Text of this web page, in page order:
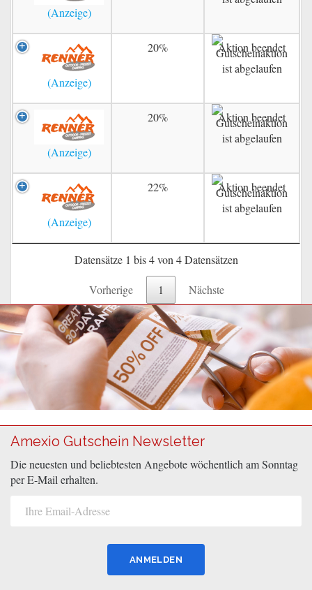
20% Aktion beendet
20% Aktion beendet
22% Aktion beendet
Datensätze 1 bis 4 von 4 Datensätzen
Vorherige 1 Nächste
Amexio Gutschein Newsletter
Die neuesten und beliebtesten Angebote wöchentlich am Sonntag
per E-Mail erhalten.